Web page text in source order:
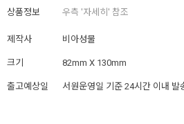
상품정보 우측 '자세히' 참조
제작사 비아성물
크기 82mm X 130mm
출고예상일 서원운영일 기준 24시간 이내 발